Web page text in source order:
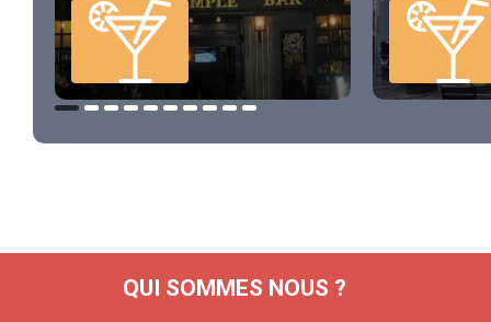
QUI SOMMES NOUS ?